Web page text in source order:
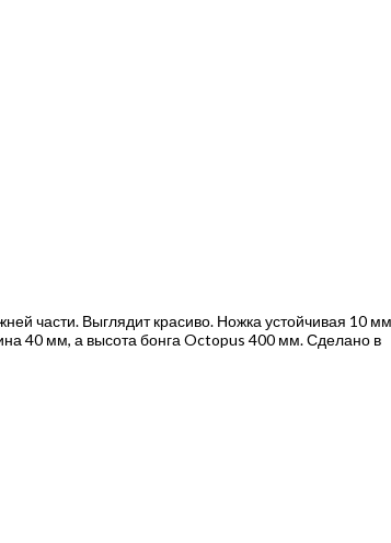
части. Выглядит красиво. Ножка устойчивая 10
40 мм, а высота бонга Octopus 400 мм. Сделано в